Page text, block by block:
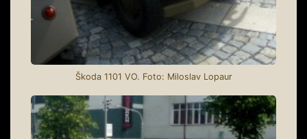
Škoda 1101 VO. Foto: Miloslav Lopaur